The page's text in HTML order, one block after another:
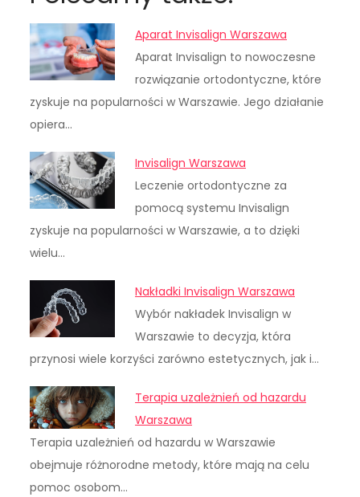
Aparat Invisalign Warszawa
Aparat Invisalign to nowoczesne
rozwiązanie ortodontyczne, które
zyskuje na popularności w Warszawie. Jego działanie
opiera…
Invisalign Warszawa
Leczenie ortodontyczne za
pomocą systemu Invisalign
zyskuje na popularności w Warszawie, a to dzięki
wielu…
Nakładki Invisalign Warszawa
Wybór nakładek Invisalign w
Warszawie to decyzja, która
przynosi wiele korzyści zarówno estetycznych, jak i…
Terapia uzależnień od hazardu
Warszawa
Terapia uzależnień od hazardu w Warszawie
obejmuje różnorodne metody, które mają na celu
pomoc osobom…